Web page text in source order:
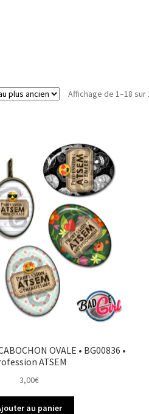
Affichage de 1–18
OVALE • BG00836 •
ATSEM
3,00€
au panier